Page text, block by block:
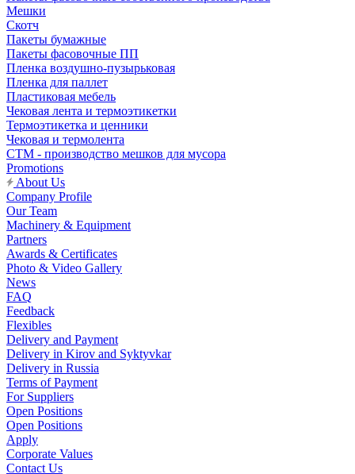
Мешки
Скотч
Пакеты бумажные
Пакеты фасовочные ПП
Пленка воздушно-пузырьковая
Пленка для паллет
Пластиковая мебель
Чековая лента и термоэтикетки
Термоэтикетка и ценники
Чековая и термолента
СТМ - производство мешков для мусора
Promotions
About Us
Company Profile
Our Team
Machinery & Equipment
Partners
Awards & Certificates
Photo & Video Gallery
News
FAQ
Feedback
Flexibles
Delivery and Payment
Delivery in Kirov and Syktyvkar
Delivery in Russia
Terms of Payment
For Suppliers
Open Positions
Open Positions
Apply
Corporate Values
Contact Us